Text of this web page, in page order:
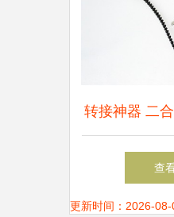
转接神器 二
转USB音频
新
查
更新时间：2026-08-